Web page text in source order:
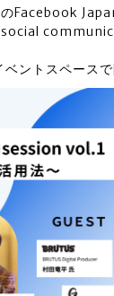
Facebook
ントスペースで